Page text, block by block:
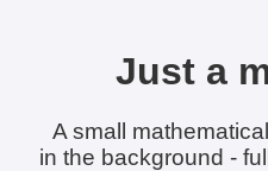
Just a
A small
in the background -